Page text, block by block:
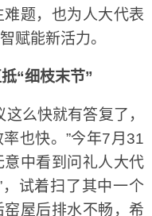
题，也为人大代表
赋能新活力。
“细枝末节”
么快就有答复了，
也快。”今年7月31
意中看到问礼人大代
试着扫了其中一个
屋后排水不畅，希